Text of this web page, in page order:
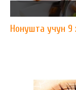
Нонушта учун 9